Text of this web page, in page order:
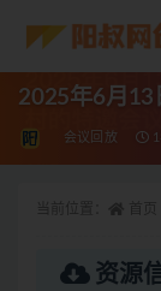
2025年6月13
会议回放
资源